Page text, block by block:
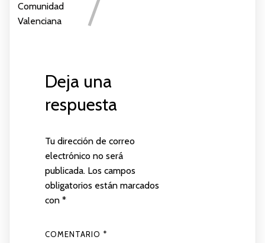
Comunidad
Valenciana
Deja una
respuesta
Tu dirección de correo
electrónico no será
publicada. Los campos
obligatorios están marcados
con *
COMENTARIO *